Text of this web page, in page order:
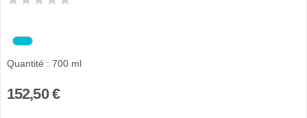
Quantité : 700 ml
152,50 €